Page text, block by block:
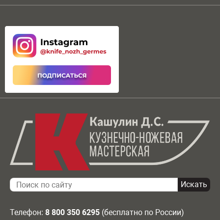
Телефон: 8 800 350 6295 (бесплатно по России)